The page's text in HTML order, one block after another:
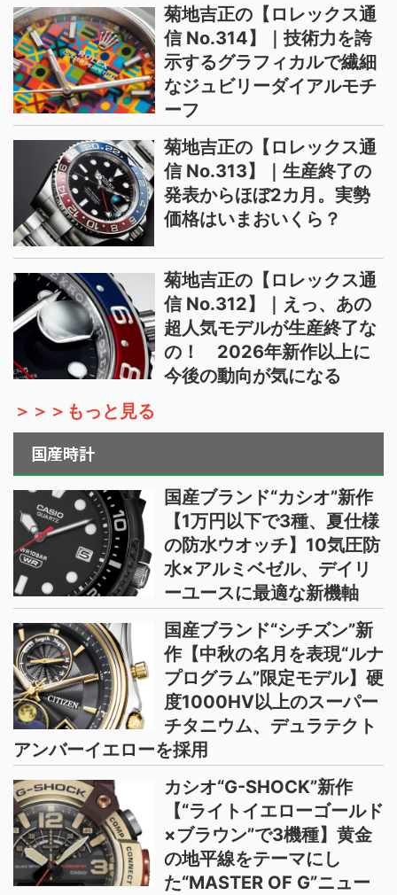
菊地吉正の【ロレックス通
信 No.314】｜技術力を誇
示するグラフィカルで繊細
なジュビリーダイアルモチ
ーフ
菊地吉正の【ロレックス通
信 No.313】｜生産終了の
発表からほぼ2カ月。実勢
価格はいまおいくら？
菊地吉正の【ロレックス通
信 No.312】｜えっ、あの
超人気モデルが生産終了な
の！ 2026年新作以上に
今後の動向が気になる
＞＞＞もっと見る
国産時計
国産ブランド“カシオ”新作
【1万円以下で3種、夏仕様
の防水ウオッチ】10気圧防
水×アルミベゼル、デイリ
ーユースに最適な新機軸
国産ブランド“シチズン”新
作【中秋の名月を表現“ルナ
プログラム”限定モデル】硬
度1000HV以上のスーパー
チタニウム、デュラテクト
アンバーイエローを採用
カシオ“G-SHOCK”新作
【“ライトイエローゴールド
×ブラウン”で3機種】黄金
の地平線をテーマにし
た“MASTER OF G”ニュー